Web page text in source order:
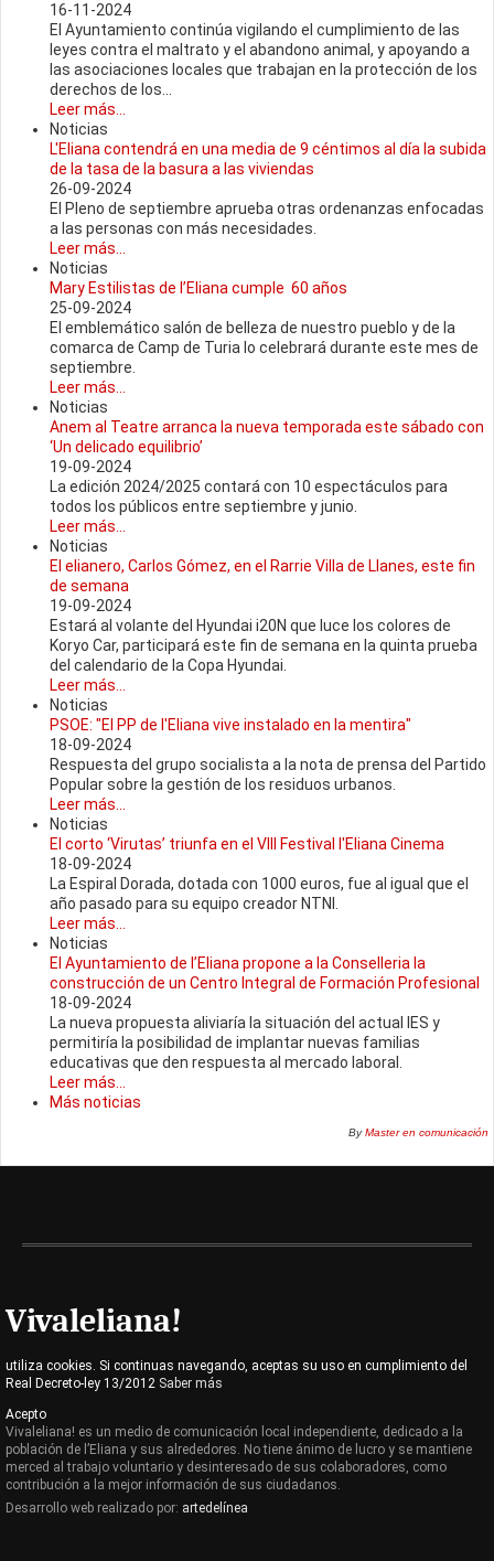
16-11-2024
El Ayuntamiento continúa vigilando el cumplimiento de las
leyes contra el maltrato y el abandono animal, y apoyando a
las asociaciones locales que trabajan en la protección de los
derechos de los...
Leer más...
Noticias
L'Eliana contendrá en una media de 9 céntimos al día la subida
de la tasa de la basura a las viviendas
26-09-2024
El Pleno de septiembre aprueba otras ordenanzas enfocadas
a las personas con más necesidades.
Leer más...
Noticias
Mary Estilistas de l’Eliana cumple 60 años
25-09-2024
El emblemático salón de belleza de nuestro pueblo y de la
comarca de Camp de Turia lo celebrará durante este mes de
septiembre.
Leer más...
Noticias
Anem al Teatre arranca la nueva temporada este sábado con
‘Un delicado equilibrio’
19-09-2024
La edición 2024/2025 contará con 10 espectáculos para
todos los públicos entre septiembre y junio.
Leer más...
Noticias
El elianero, Carlos Gómez, en el Rarrie Villa de Llanes, este fin
de semana
19-09-2024
Estará al volante del Hyundai i20N que luce los colores de
Koryo Car, participará este fin de semana en la quinta prueba
del calendario de la Copa Hyundai.
Leer más...
Noticias
PSOE: "El PP de l'Eliana vive instalado en la mentira"
18-09-2024
Respuesta del grupo socialista a la nota de prensa del Partido
Popular sobre la gestión de los residuos urbanos.
Leer más...
Noticias
El corto ‘Virutas’ triunfa en el VIII Festival l'Eliana Cinema
18-09-2024
La Espiral Dorada, dotada con 1000 euros, fue al igual que el
año pasado para su equipo creador NTNI.
Leer más...
Noticias
El Ayuntamiento de l’Eliana propone a la Conselleria la
construcción de un Centro Integral de Formación Profesional
18-09-2024
La nueva propuesta aliviaría la situación del actual IES y
permitiría la posibilidad de implantar nuevas familias
educativas que den respuesta al mercado laboral.
Leer más...
Más noticias
ByMaster en comunicación
Vivaleliana!
utiliza cookies. Si continuas navegando, aceptas su uso en cumplimiento del
Real Decreto-ley 13/2012 Saber más
Acepto
Vivaleliana! es un medio de comunicación local independiente, dedicado a la
población de l’Eliana y sus alrededores. No tiene ánimo de lucro y se mantiene
merced al trabajo voluntario y desinteresado de sus colaboradores, como
contribución a la mejor información de sus ciudadanos.
Desarrollo web realizado por: artedelínea